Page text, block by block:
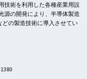
技術を利用した各種産業用設
源の開発により、半導体製造
どの製造技術に導入させてい